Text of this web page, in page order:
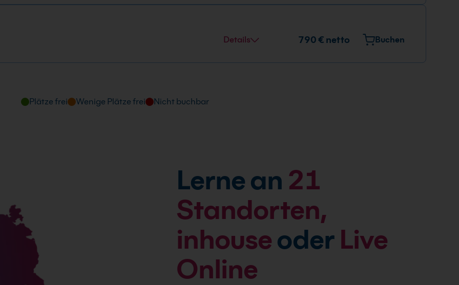
Uhrzeit
Details 790 € netto Buchen
Plätze frei Wenige Plätze frei Nicht buchbar
Lerne an 21
Standorten,
inhouseoder Live
Online